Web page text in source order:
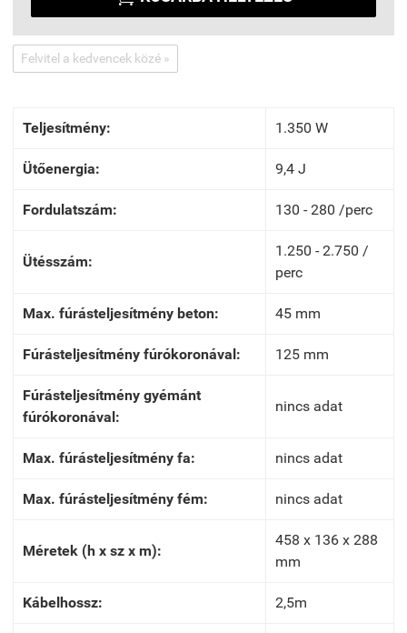
Felvitel a kedvencek közé »
Teljesítmény: 1.350 W
Ütőenergia: 9,4 J
Fordulatszám: 130 - 280 /perc
Ütésszám:
1.250 - 2.750 /
perc
Max. fúrásteljesítmény beton: 45 mm
Fúrásteljesítmény fúrókoronával: 125 mm
Fúrásteljesítmény gyémánt
fúrókoronával:
nincs adat
Max. fúrásteljesítmény fa: nincs adat
Max. fúrásteljesítmény fém: nincs adat
Méretek (h x sz x m):
458 x 136 x 288
mm
Kábelhossz: 2,5m